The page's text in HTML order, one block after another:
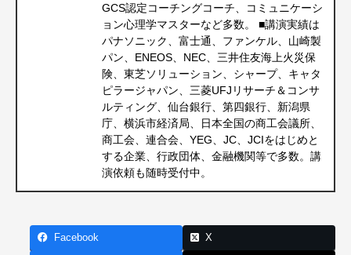
GCS認定コーチングコーチ、コミュニケーシ
ョン心理学マスターなど多数。 ■講演実績は
パナソニック、富士通、ファンケル、山崎製
パン、ENEOS、NEC、三井住友海上火災保
険、東芝ソリューション、シャープ、キャタ
ピラージャパン、三菱UFJリサーチ＆コンサ
ルティング、仙台銀行、第四銀行、新潟県
庁、横浜市経済局、日本全国の商工会議所、
商工会、連合会、YEG、JC、JCIをはじめと
する企業、行政団体、金融機関等で多数。講
演依頼も随時受付中。
Facebook X